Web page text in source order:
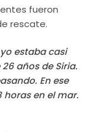
fueron
rescate.
estaba casi
años de Siria.
En ese
en el mar.